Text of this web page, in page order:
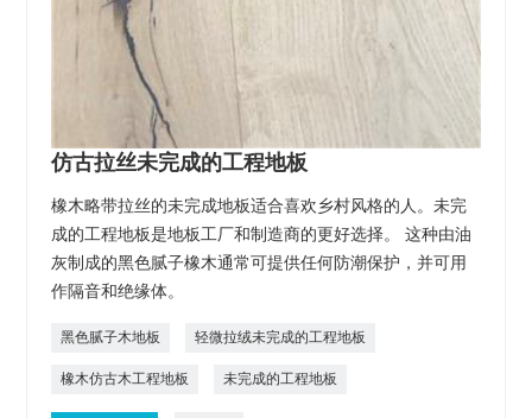
仿古拉丝未完成的工程地板
橡木略带拉丝的未完成地板适合喜欢乡村风格的人。未完
成的工程地板是地板工厂和制造商的更好选择。 这种由油
灰制成的黑色腻子橡木通常可提供任何防潮保护，并可用
作隔音和绝缘体。
黑色腻子木地板 轻微拉绒未完成的工程地板
橡木仿古木工程地板 未完成的工程地板